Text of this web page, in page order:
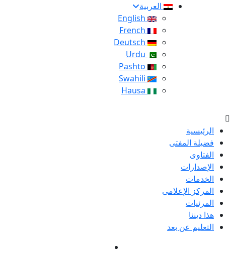
العربية
الرئيسية
فضيلة المفتى
الفتاوى
الإصدارات
الخدمات
المركز الإعلامى
المرئيات
هذا ديننا
التعليم عن بعد